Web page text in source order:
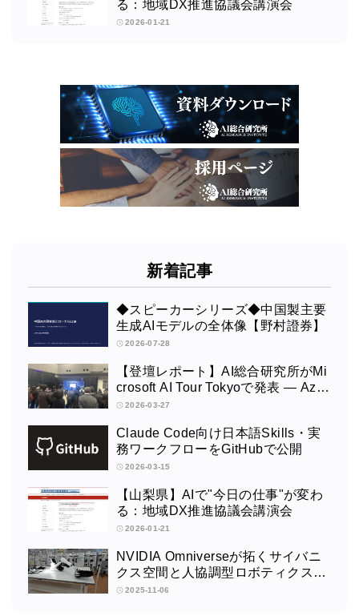
る：地域DX推進協議会講演会
2026-01-21
新着記事
◆スピーカーシリーズ◆中国製主要
生成AIモデルの全体像【野村證券】
2026-07-28
【登壇レポート】AI総合研究所がMi
crosoft AI Tour Tokyoで発表 ― Azur
e OpenAI × Fabric × TeamsによるAI
2026-03-27
Claude Code向け日本語Skills・実
務ワークフローをGitHubで公開
2026-03-15
【山梨県】AIで"今日の仕事"が変わ
る：地域DX推進協議会講演会
2026-01-21
NVIDIA Omniverseが拓くサイバニ
クス空間と人協調型ロボティクスの
未来：筑波大学サイバニクス研究セ
2025-11-06